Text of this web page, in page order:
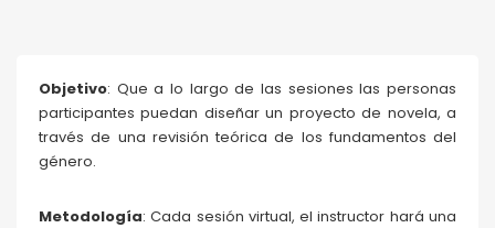
Objetivo: Que a lo largo de las sesiones las personas
participantes puedan diseñar un proyecto de novela, a
través de una revisión teórica de los fundamentos del
género.
Metodología: Cada sesión virtual, el instructor hará una